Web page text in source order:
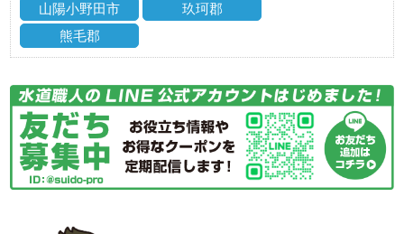
山陽小野田市
玖珂郡
熊毛郡